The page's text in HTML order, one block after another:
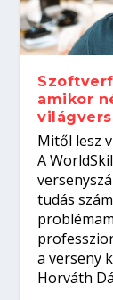
gépeket?
Nem
Tanulj
amikor
Digitális
telefon
amikor
Mitől lesz
A
tudás
a verseny
Horváth